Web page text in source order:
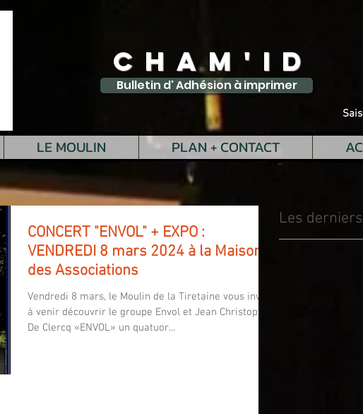
CHAM'ID
Bulletin d' Adhésion à imprimer
LE MOULIN PLAN + CONTACT
CONCERT "ENVOL" + EXPO :
VENDREDI 8 mars 2024 à la Maison
des Associations
Vendredi 8 mars, le Moulin de la Tiretaine vous invite
à venir découvrir le groupe Envol et Jean Christophe
De Clercq «ENVOL» un quatuor...
Les